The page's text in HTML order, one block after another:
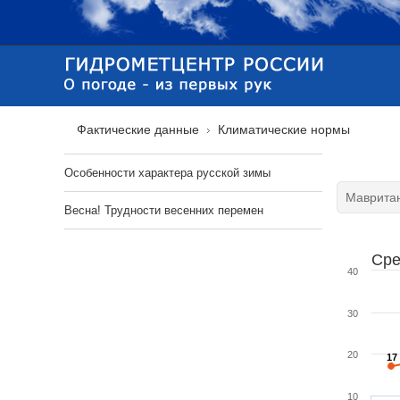
Фактические данные Климатические нормы
17
17
10
20
30
40
Особенности характера русской зимы
Весна! Трудности весенних перемен